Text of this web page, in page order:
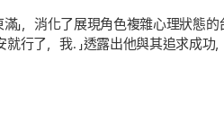
滿」，消化了展現角色複雜心理狀態
行了，我. 」透露出他與其追求成